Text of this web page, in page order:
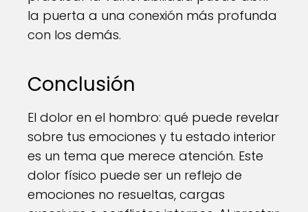
la puerta a una conexión más profunda
con los demás.
Conclusión
El dolor en el hombro: qué puede revelar
sobre tus emociones y tu estado interior
es un tema que merece atención. Este
dolor físico puede ser un reflejo de
emociones no resueltas, cargas